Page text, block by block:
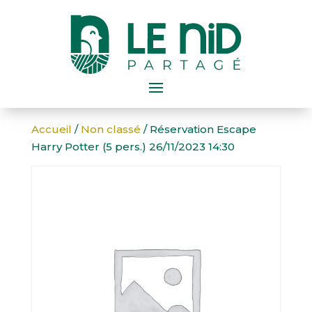
Accueil / Non classé / Réservation Escape
Harry Potter (5 pers.) 26/11/2023 14:30